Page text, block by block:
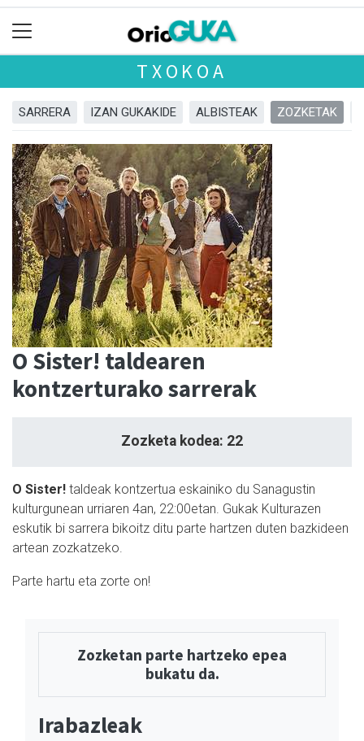
TXOKOA
SARRERA IZAN GUKAKIDE ALBISTEAK ZOZKETAK
O Sister! taldearen
kontzerturako sarrerak
Zozketa kodea: 22
O Sister! taldeak kontzertua eskainiko du Sanagustin
kulturgunean urriaren 4an, 22:00etan. Gukak Kulturazen
eskutik bi sarrera bikoitz ditu parte hartzen duten bazkideen
artean zozkatzeko.
Parte hartu eta zorte on!
Zozketan parte hartzeko epea
bukatu da.
Irabazleak